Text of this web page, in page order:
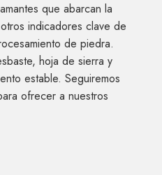
que abarcan la
indicadores clave de
de piedra.
hoja de sierra y
estable. Seguiremos
ofrecer a nuestros